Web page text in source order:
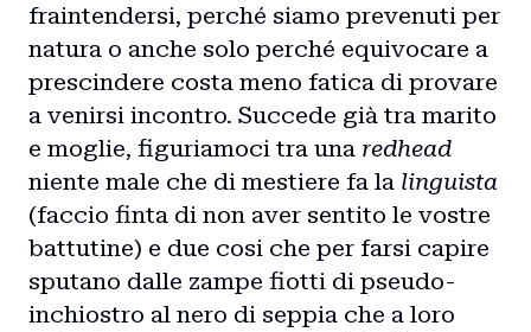
fraintendersi, perché siamo prevenuti per
natura o anche solo perché equivocare a
prescindere costa meno fatica di provare
a venirsi incontro. Succede già tra marito
e moglie, figuriamoci tra una redhead
niente male che di mestiere fa la linguista
(faccio finta di non aver sentito le vostre
battutine) e due cosi che per farsi capire
sputano dalle zampe fiotti di pseudo-
inchiostro al nero di seppia che a loro